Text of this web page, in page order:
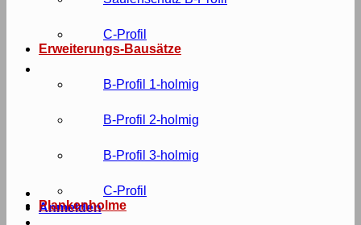
Anmelden
C-Profil
Erweiterungs-Bausätze
B-Profil 1-holmig
B-Profil 2-holmig
B-Profil 3-holmig
C-Profil
Plankenholme